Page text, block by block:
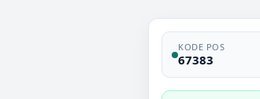
KODE POS
67383